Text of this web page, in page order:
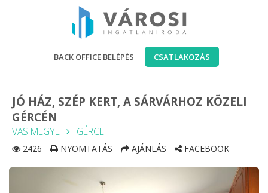
BACK OFFICE BELÉPÉS CSATLAKOZÁS
JÓ HÁZ, SZÉP KERT, A SÁRVÁRHOZ KÖZELI
GÉRCÉN
VAS MEGYE GÉRCE
2426 NYOMTATÁS AJÁNLÁS FACEBOOK